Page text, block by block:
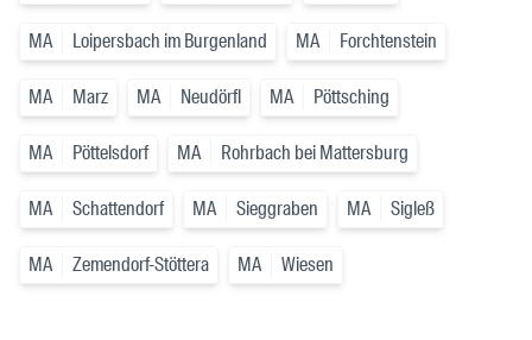
MA Loipersbach im Burgenland MA Forchtenstein
MA Marz MA Neudörfl MA Pöttsching
MA Pöttelsdorf MA Rohrbach bei Mattersburg
MA Schattendorf MA Sieggraben MA Sigleß
MA Zemendorf-Stöttera MA Wiesen